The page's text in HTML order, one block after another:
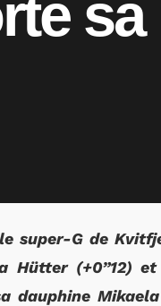
sa
super-G de
Hütter (+0”12)
dauphine